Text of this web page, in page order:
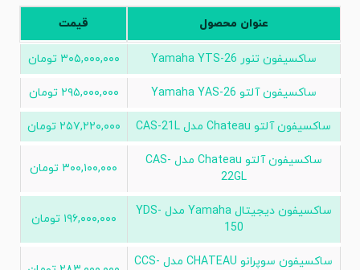
عنوان محصول قیمت
ساکسیفون تنور Yamaha YTS-26 ۳۰۵,۰۰۰,۰۰۰ تومان
ساکسیفون آلتو Yamaha YAS-26 ۲۹۵,۰۰۰,۰۰۰ تومان
ساکسیفون آلتو Chateau مدل CAS-21L ۲۵۷,۲۲۰,۰۰۰ تومان
ساکسیفون آلتو Chateau مدل CAS-
22GL
۳۰۰,۱۰۰,۰۰۰ تومان
ساکسیفون دیجیتال Yamaha مدل YDS-
150
۱۹۶,۰۰۰,۰۰۰ تومان
ساکسیفون سوپرانو CHATEAU مدل CCS-